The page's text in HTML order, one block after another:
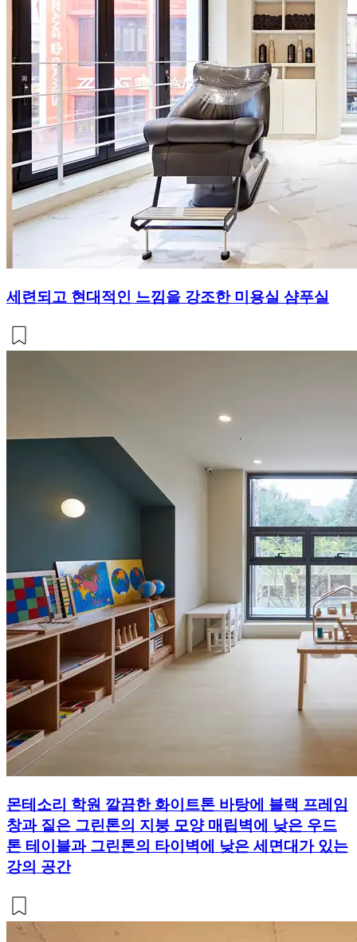
세련되고 현대적인 느낌을 강조한 미용실 샴푸실
몬테소리 학원 깔끔한 화이트톤 바탕에 블랙 프레임
창과 짙은 그린톤의 지붕 모양 매립벽에 낮은 우드
톤 테이블과 그린톤의 타이벽에 낮은 세면대가 있는
강의 공간